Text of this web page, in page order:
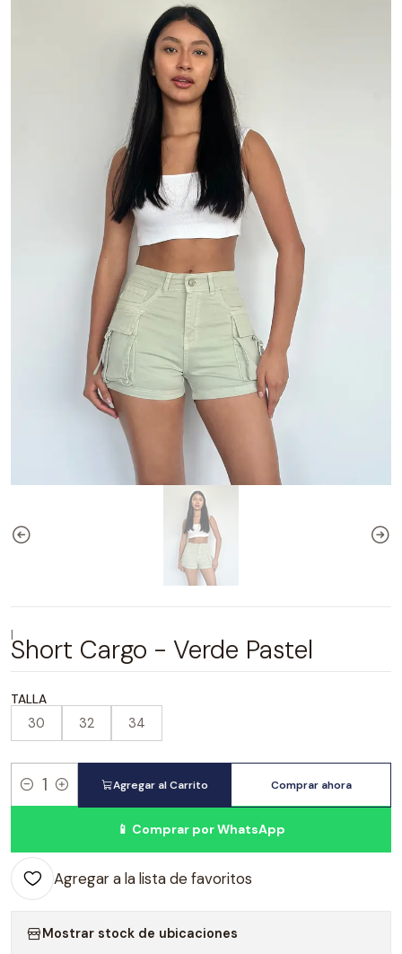
|Short Cargo - Verde Pastel
TALLA
30 32 34
Cantidad
Agregar al Carrito Comprar ahora
📱 Comprar por WhatsApp
Agregar a la lista de favoritos
Mostrar stock de ubicaciones